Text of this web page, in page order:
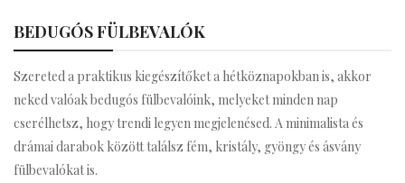
BEDUGÓS FÜLBEVALÓK
Szereted a praktikus kiegészítőket a hétköznapokban is, akkor
neked valóak bedugós fülbevalóink, melyeket minden nap
cserélhetsz, hogy trendi legyen megjelenésed. A minimalista és
drámai darabok között találsz fém, kristály, gyöngy és ásvány
fülbevalókat is.